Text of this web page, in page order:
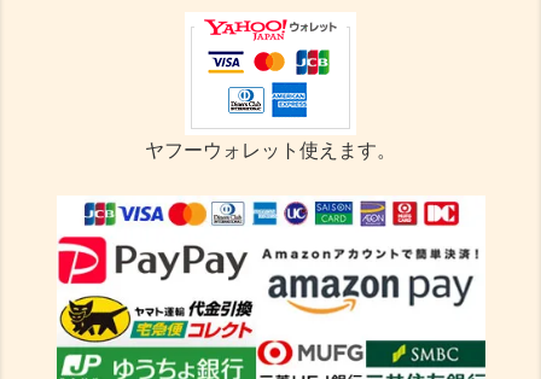
ヤフーウォレット使えます。